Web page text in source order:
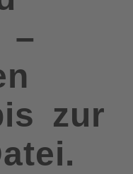
–
zur